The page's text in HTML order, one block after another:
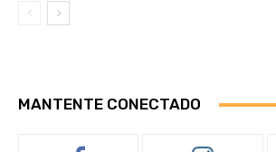
MANTENTE CONECTADO